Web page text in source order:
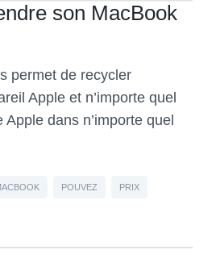
son MacBook
permet de recycler
Apple et n’importe quel
dans n’importe quel
POUVEZ PRIX